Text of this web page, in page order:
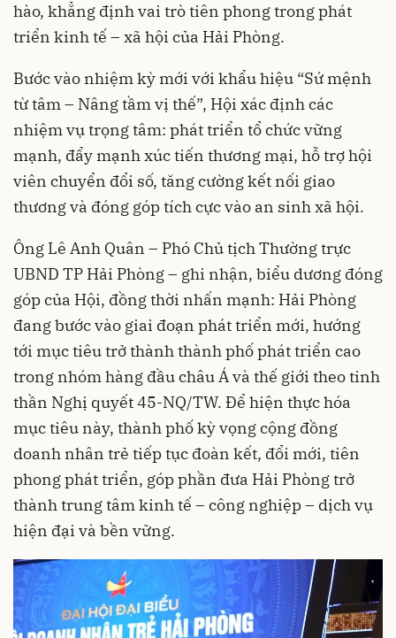
hào, khẳng định vai trò tiên phong trong phát
triển kinh tế – xã hội của Hải Phòng.
Bước vào nhiệm kỳ mới với khẩu hiệu “Sứ mệnh
từ tâm – Nâng tầm vị thế”, Hội xác định các
nhiệm vụ trọng tâm: phát triển tổ chức vững
mạnh, đẩy mạnh xúc tiến thương mại, hỗ trợ hội
viên chuyển đổi số, tăng cường kết nối giao
thương và đóng góp tích cực vào an sinh xã hội.
Ông Lê Anh Quân – Phó Chủ tịch Thường trực
UBND TP Hải Phòng – ghi nhận, biểu dương đóng
góp của Hội, đồng thời nhấn mạnh: Hải Phòng
đang bước vào giai đoạn phát triển mới, hướng
tới mục tiêu trở thành thành phố phát triển cao
trong nhóm hàng đầu châu Á và thế giới theo tinh
thần Nghị quyết 45-NQ/TW. Để hiện thực hóa
mục tiêu này, thành phố kỳ vọng cộng đồng
doanh nhân trẻ tiếp tục đoàn kết, đổi mới, tiên
phong phát triển, góp phần đưa Hải Phòng trở
thành trung tâm kinh tế – công nghiệp – dịch vụ
hiện đại và bền vững.